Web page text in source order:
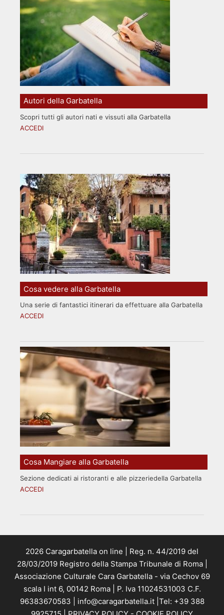
Autori della Garbatella
Scopri tutti gli autori nati e vissuti alla Garbatella
ACCEDI
Cosa vedere alla Garbatella
Una serie di fantastici itinerari da effettuare alla Garbatella
ACCEDI
Cosa Mangiare alla Garbatella
Sezione dedicati ai ristoranti e alle pizzeriedella Garbatella
ACCEDI
2026 Caragarbatella on line | Reg. n. 44/2019 del
28/03/2019 Registro della Stampa Tribunale di Roma |
Associazione Culturale Cara Garbatella - via Cechov 69
scala I int 6, 00142 Roma | P. Iva 11024531003 C.F.
96383670583 | info@caragarbatella.it |Tel: +39 388